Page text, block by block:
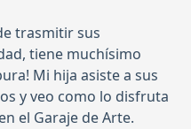
trasmitir sus
tiene muchísimo
Mi hija asiste a sus
y veo como lo disfruta
el Garaje de Arte.